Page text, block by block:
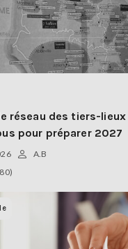
réseau des tiers-lieux
pour préparer 2027
A.B